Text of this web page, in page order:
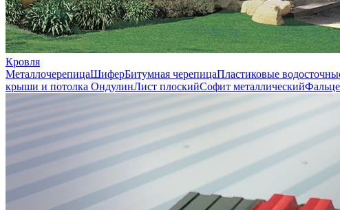
Кровля
МеталлочерепицаШиферБитумная черепицаПластиковые
крыши и потолка ОндулинЛист плоскийСофит металлический